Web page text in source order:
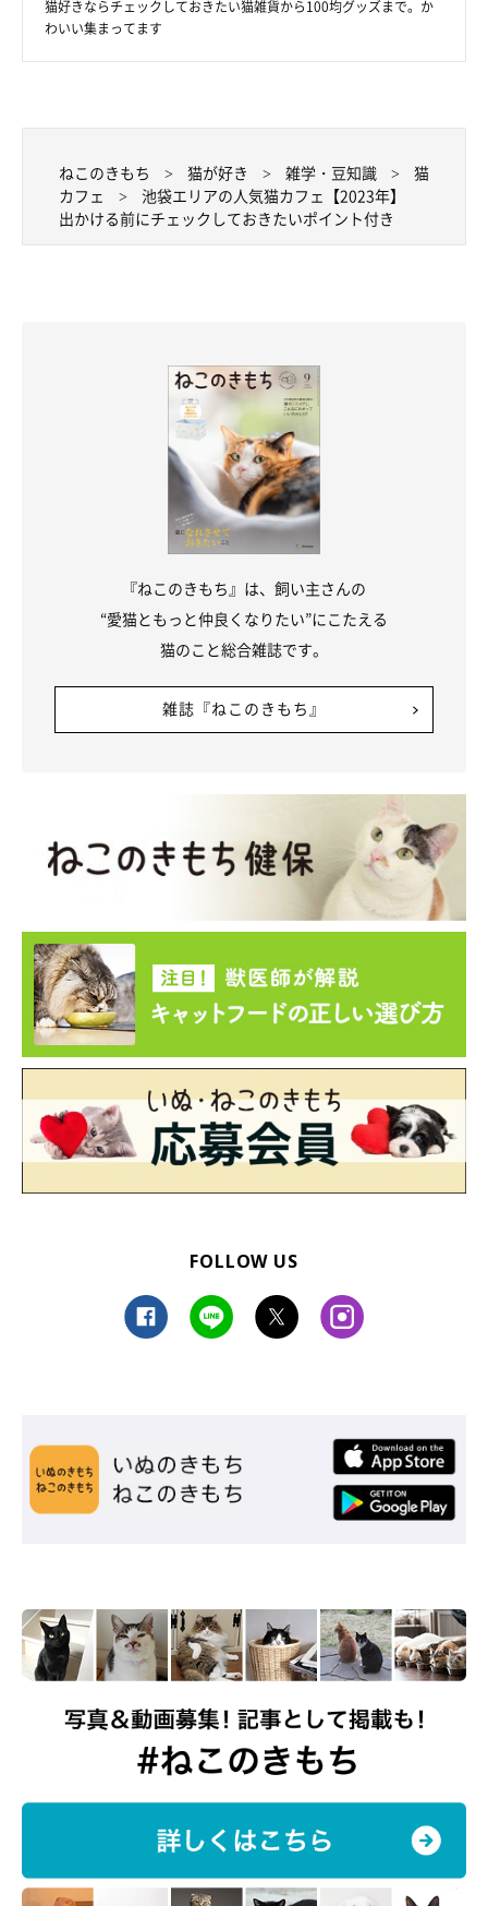
おすすめポイント
漫画やドリンクバー、Free Wi-Fi完備
◆施設名｜猫カフェMOCHA(モカ) 池袋西口店
◆所在地｜東京都豊島区西池袋1-15-6-3F
◆営業時間｜10:00 ～ 20:00（最終受付 19:30）
◆事前予約｜不可
◆年齢制限｜6歳以上（12歳以下は保護者同伴）
◆公式ホームページ｜https://catmocha.jp/shop/ikebukuro/
◆公式Twitter｜https://twitter.com/catcafemocha
https://www.instagram.com/mocha.ikebukurowest/
◆公式YouTube｜https://www.youtube.com/@catcafemocha
注意事項
猫用おもちゃ(新品に限らず)持ち込み不可
人用食物の持ち込み不可
猫好きならチェックしておきたい猫雑貨から100均グッズまで。か
わいい集まってます
ねこのきもち 猫が好き 雑学・豆知識
猫
カフェ
池袋エリアの人気猫カフェ【2023年】
出かける前にチェックしておきたいポイント付き
『ねこのきもち』は、飼い主さんの
“愛猫ともっと仲良くなりたい”にこたえる
猫のこと総合雑誌です。
雑誌『ねこのきもち』
FOLLOW US